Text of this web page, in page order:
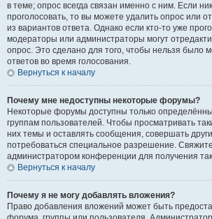
в теме; опрос всегда связан именно с ним. Если
проголосовать, то вы можете удалить опрос или
из вариантов ответа. Однако если кто-то уже
модераторы или администраторы могут
опрос. Это сделано для того, чтобы нельзя было
ответов во время голосования.
Вернуться к началу
Почему мне недоступны некоторые форумы?
Некоторые форумы доступны только
группам пользователей. Чтобы просматривать
них темы и оставлять сообщения, совершать
потребоваться специальное разрешение.
администратором конференции для получения
Вернуться к началу
Почему я не могу добавлять вложения?
Право добавления вложений может быть